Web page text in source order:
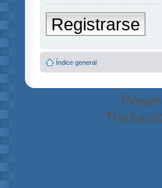
Registrarse
Índice general